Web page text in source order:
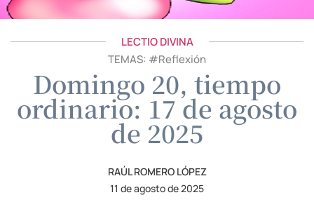
LECTIO DIVINA
TEMAS: #Reflexión
Domingo 20, tiempo
ordinario: 17 de agosto
de 2025
RAÚL ROMERO LÓPEZ
11 de agosto de 2025